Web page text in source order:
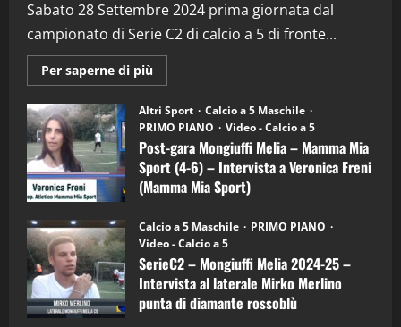
Sabato 28 Settembre 2024 prima giornata dal
campionato di Serie C2 di calcio a 5 di fronte...
Per saperne di più
informazioni
Post-
gara
Mongiuffi
Melia
–
Mamma
Mia
Sport
6)
–
Intervista
a
mister
Arturo
Carciotto
(Mongiuffi
Altri Sport
Calcio a 5 Maschile
PRIMO PIANO
Video - Calcio a 5
Post-gara Mongiuffi Melia – Mamma Mia
Sport (4-6) – Intervista a Veronica Freni
(Mamma Mia Sport)
Calcio a 5 Maschile
PRIMO PIANO
Video - Calcio a 5
SerieC2 – Mongiuffi Melia 2024-25 –
Intervista al laterale Mirko Merlino
punta di diamante rossoblù
2
(Martedi 28 Aprile 2026)
28/04/2026
3
"SportEmpire" in Podcast
“SportEmpire” in Podcast: 28^ Puntata
(Martedi 21 Aprile 2026)
21/04/2026
4
“SportEmpire” in Podcast: 27^ Puntata
(Martedi 14 Aprile 2026)
15/04/2026